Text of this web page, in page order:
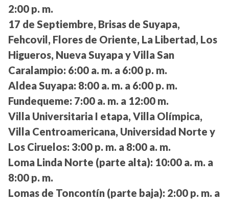
2:00 p. m.
17 de Septiembre, Brisas de Suyapa,
Fehcovil, Flores de Oriente, La Libertad, Los
Higueros, Nueva Suyapa y Villa San
Caralampio: 6:00 a. m. a 6:00 p. m.
Aldea Suyapa: 8:00 a. m. a 6:00 p. m.
Fundequeme: 7:00 a. m. a 12:00 m.
Villa Universitaria I etapa, Villa Olímpica,
Villa Centroamericana, Universidad Norte y
Los Ciruelos: 3:00 p. m. a 8:00 a. m.
Loma Linda Norte (parte alta): 10:00 a. m. a
8:00 p. m.
Lomas de Toncontín (parte baja): 2:00 p. m. a